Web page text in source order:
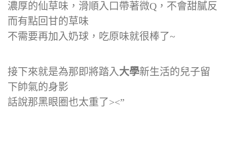
濃厚的仙草味，滑順入口帶著微Q，不會甜膩反
而有點回甘的草味
不需要再加入奶球，吃原味就很棒了~
接下來就是為那即將踏入大學新生活的兒子留
下帥氣的身影
話說那黑眼圈也太重了><”